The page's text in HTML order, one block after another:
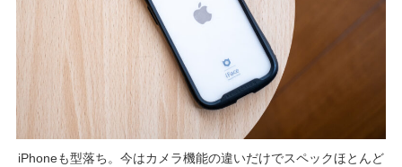
iPhoneも型落ち。今はカメラ機能の違いだけでスペックほとんど